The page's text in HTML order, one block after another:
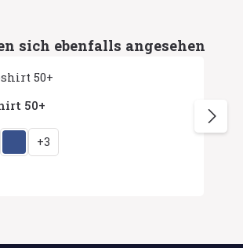
sich ebenfalls angesehen
50+
auswählen
+3